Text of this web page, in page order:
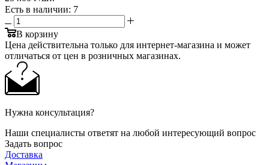
Есть в наличии: 7
В корзину
Цена действительна только для интернет-магазина и может
отличаться от цен в розничных магазинах.
Нужна консультация?
Наши специалисты ответят на любой интересующий вопрос
Задать вопрос
Доставка